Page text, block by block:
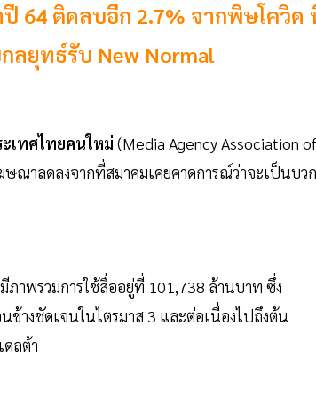
64 ติดลบอีก 2.7% จากพิษโควิด
ลยุทธ์รับ New Normal
เทศไทยคนใหม่ (Media Agency Association of
ณาลดลงจากที่สมาคมเคยคาดการณ์ว่าจะเป็นบวก
าพรวมการใช้สื่ออยู่ที่ 101,738 ล้านบาท ซึ่ง
ข้างชัดเจนในไตรมาส 3 และต่อเนื่องไปถึงต้น
ลต้า